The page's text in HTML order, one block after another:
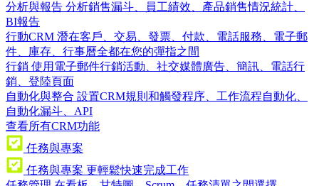
分析與報告 分析銷售漏斗、員工績效、產品銷售情況統計、
BI報告
行動CRM 潛在客戶、交易、發票、付款、電話服務、電子郵
件、庫存、行事曆全都在您的彈指之間
行銷 使用電子郵件行銷活動、社交媒體廣告、簡訊、電話行
銷、登陸頁面
自動化與整合 設置CRM規則和觸發程序、工作流程自動化、
自動化漏斗、API
查看所有CRM功能
任務與專案
任務與專案 更輕鬆快速完成工作